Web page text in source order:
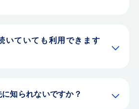
いていても利用できます
知られないですか？